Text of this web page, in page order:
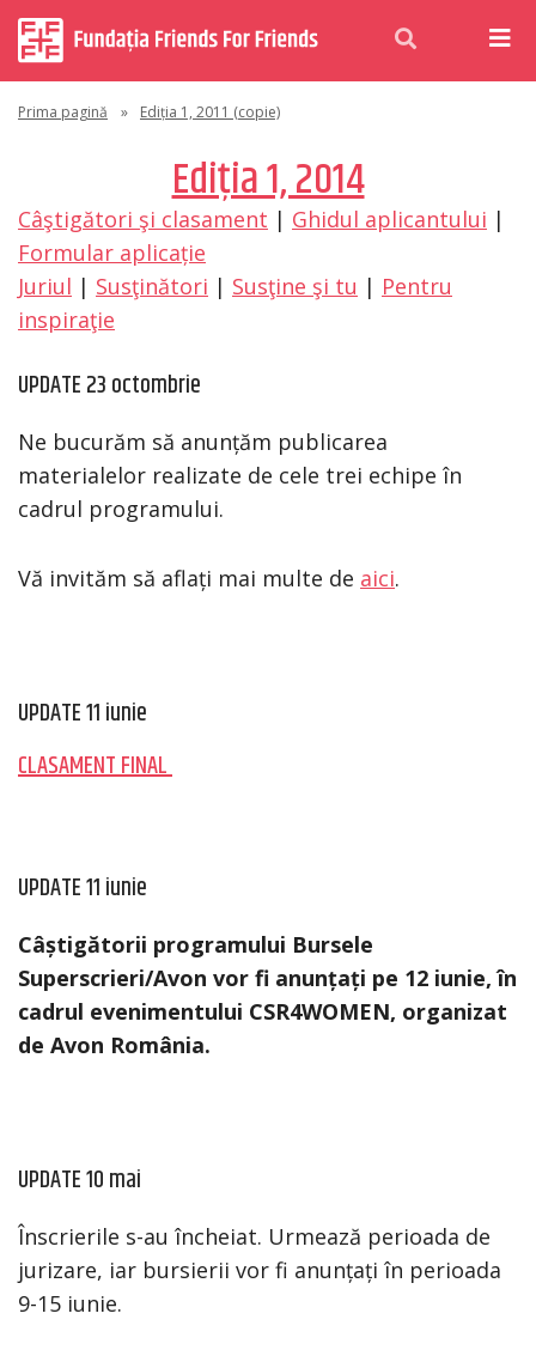
Prima pagină » Ediția 1, 2011 (copie)
Ediţia 1, 2014
Câştigători şi clasament | Ghidul aplicantului |
Formular aplicație
Juriul | Susţinători | Susţine şi tu | Pentru
inspiraţie
UPDATE 23 octombrie
Ne bucurăm să anunțăm publicarea
materialelor realizate de cele trei echipe în
cadrul programului.
Vă invităm să aflați mai multe de aici.
UPDATE 11 iunie
CLASAMENT FINAL
UPDATE 11 iunie
Câștigătorii programului Bursele
Superscrieri/Avon vor fi anunțați pe 12 iunie, în
cadrul evenimentului CSR4WOMEN, organizat
de Avon România.
UPDATE 10 mai
Înscrierile s-au încheiat. Urmează perioada de
jurizare, iar bursierii vor fi anunțați în perioada
9-15 iunie.